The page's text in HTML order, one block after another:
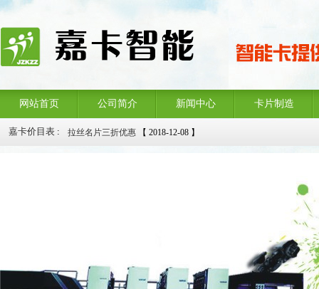
网站首页 公司简介 新闻中心 卡片制造
嘉卡价目表: